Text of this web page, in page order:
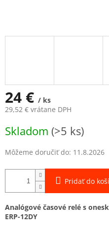
24 € / ks
29,52 € vrátane DPH
cena:
Skladom (>5 ks)
Môžeme doručiť do: 11.8.2026
Pridať do
Analógové časové relé s
ERP-12DY